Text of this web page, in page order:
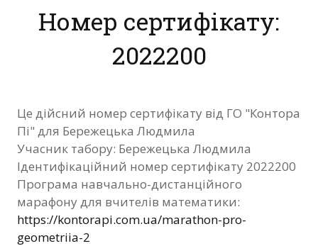
Матеріали
Нас підтримують
Фотозвіт
Видані сертифікати
Контакти
Номер сертифікату:
2022200
Це дійсний номер сертифікату від ГО "Контора
Пі" для Бережецька Людмила
Учасник табору: Бережецька Людмила
Ідентифікаційний номер сертифікату 2022200
Програма навчально-дистанційного
марафону для вчителів математики:
https://kontorapi.com.ua/marathon-pro-
geometriia-2